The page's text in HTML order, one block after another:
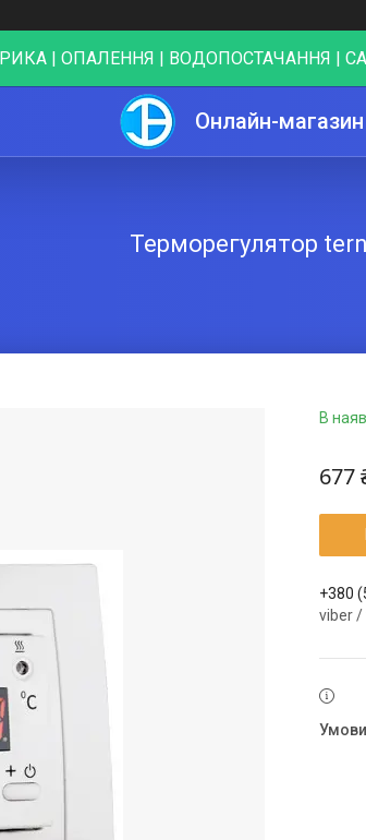
| ОПАЛЕННЯ | ВОДОПОСТАЧАННЯ |
Онлайн-
Терморегулятор
В
677
+380
viber